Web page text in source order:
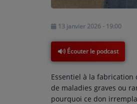
PARTENAIRES
13 janvier 2026 - 19:00
Écouter le podcast
Essentiel à la
de maladies graves ou
pourquoi ce don